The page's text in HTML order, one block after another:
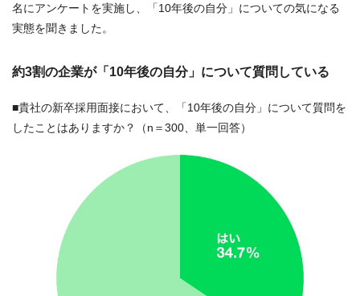
名にアンケートを実施し、「10年後の自分」についての気になる
実態を聞きました。
約3割の企業が「10年後の自分」について質問している
■貴社の新卒採用面接において、「10年後の自分」について質問を
したことはありますか？（n＝300、単一回答）